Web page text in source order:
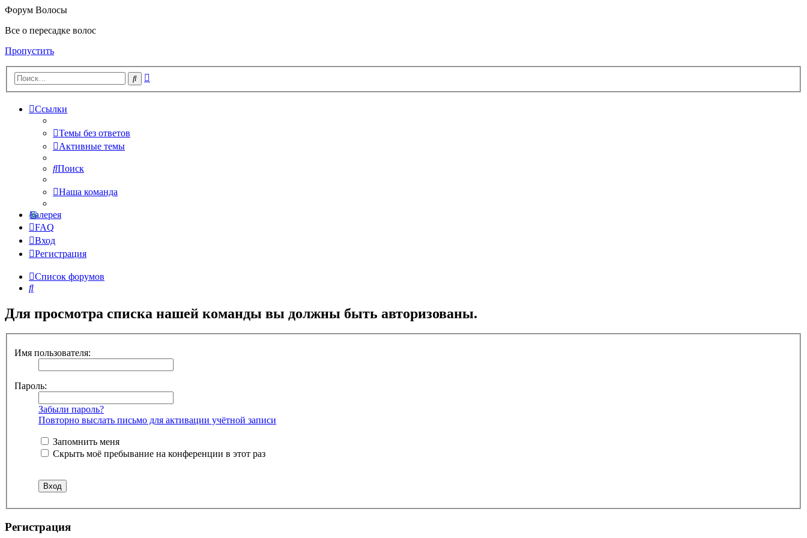
Форум Волосы
Все о пересадке волос
Пропустить
Поиск
Ссылки
Темы без ответов
Активные темы
Поиск
Наша команда
Галерея
FAQ
Вход
Регистрация
Список форумов
Поиск
Для просмотра списка нашей команды вы должны быть авторизованы.
Имя пользователя:
Пароль:
Забыли пароль?
Повторно выслать письмо для активации учётной записи
Запомнить меня
Скрыть моё пребывание на конференции в этот раз
Регистрация